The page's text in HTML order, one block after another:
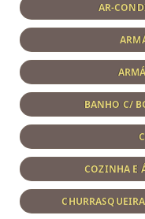
AR-
BANHO C/
COZINHA E
CHURRASQUEIRA